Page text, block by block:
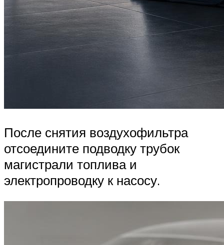
После снятия воздухофильтра
отсоедините подводку трубок
магистрали топлива и
электропроводку к насосу.